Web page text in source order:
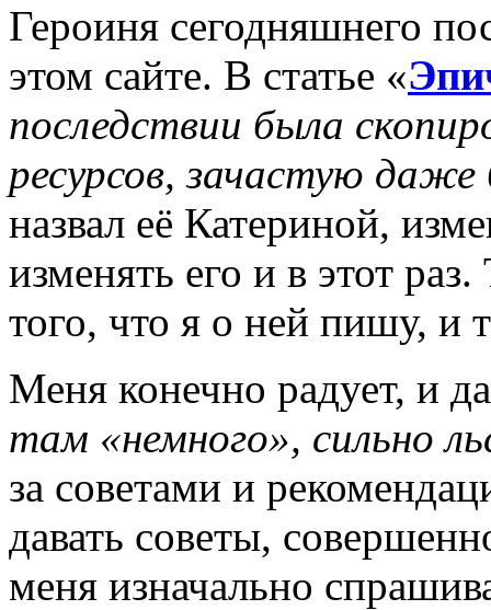
Героиня сегодняшнего
этом сайте. В статье «
последствии была
ресурсов, зачастую даже
назвал её Катериной,
изменять его и в этот
того, что я о ней пишу, и
Меня конечно радует, и
там «немного», сильно
за советами и
давать советы,
меня изначально